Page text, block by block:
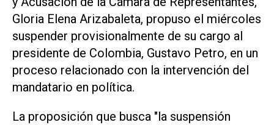
Gloria Elena ‌Arizabaleta, propuso el miércoles
suspender provisionalmente de su cargo al
presidente de Colombia, Gustavo Petro, en un
proceso relacionado con la intervención del
mandatario en política.
La proposición que busca "la suspensión